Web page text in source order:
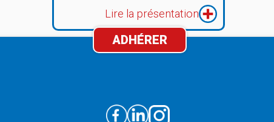
Lire la présentation
ADHÉRER